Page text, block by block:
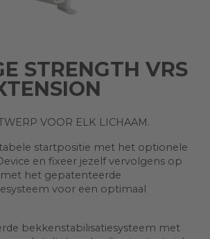
STRENGTH VRS
VOOR ELK LICHAAM.
startpositie met het optionele
en fixeer jezelf vervolgens op
het gepatenteerde
voor een optimaal
bekkenstabilisatiesysteem met